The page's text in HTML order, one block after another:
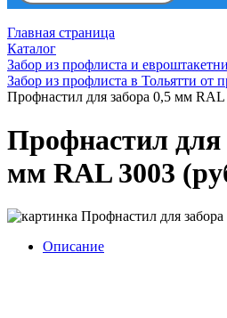
Главная страница
Каталог
Забор из профлиста и
Забор из профлиста в Тольятти от
Профнастил для забора 0,5 мм
Профнастил для
мм RAL 3003
Описание